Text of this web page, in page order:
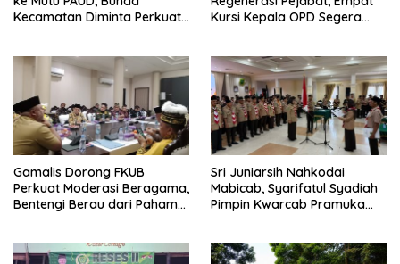
Kecamatan Diminta Perkuat
Kursi Kepala OPD Segera
Gamalis Dorong FKUB
Perkuat Moderasi Beragama,
Bentengi Berau dari Paham
Sri Juniarsih Nahkodai
Mabicab, Syarifatul Syadiah
Pimpin Kwarcab Pramuka